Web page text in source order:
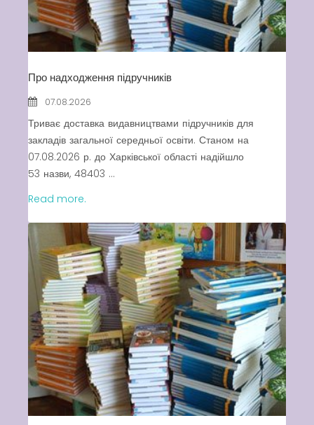
Swimming Lessons at New
Pool
Play is Our Brain’s Favorite
Kiddie
Вакансії
Вакансії,Публічна
Про надходження підручників
07.08.2026
Триває доставка видавництвами підручників для
закладів загальної середньої освіти. Станом на
07.08.2026 р. до Харківської області надійшло
53 назви, 48403 ...
Read more.